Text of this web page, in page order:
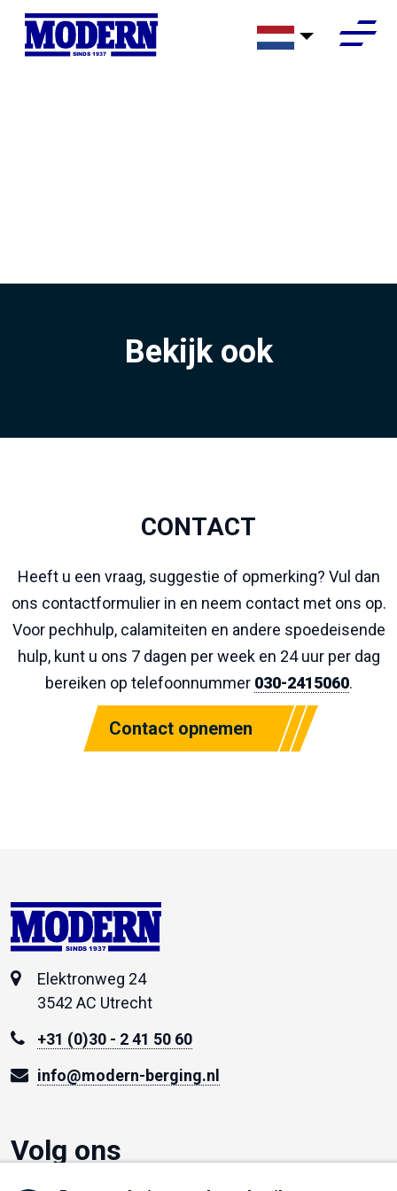
SINDS 1937
Bekijk ook
CONTACT
Heeft u een vraag, suggestie of opmerking? Vul dan
ons contactformulier in en neem contact met ons op.
Voor pechhulp, calamiteiten en andere spoedeisende
hulp, kunt u ons 7 dagen per week en 24 uur per dag
bereiken op telefoonnummer 030-2415060.
Contact opnemen
SINDS 1937
Elektronweg 24
3542 AC Utrecht
+31 (0)30 - 2 41 50 60
info@modern-berging.nl
Volg ons